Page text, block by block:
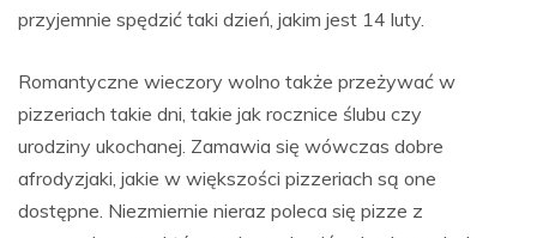
przyjemnie spędzić taki dzień, jakim jest 14 luty.
Romantyczne wieczory wolno także przeżywać w
pizzeriach takie dni, takie jak rocznice ślubu czy
urodziny ukochanej. Zamawia się wówczas dobre
afrodyzjaki, jakie w większości pizzeriach są one
dostępne. Niezmiernie nieraz poleca się pizze z